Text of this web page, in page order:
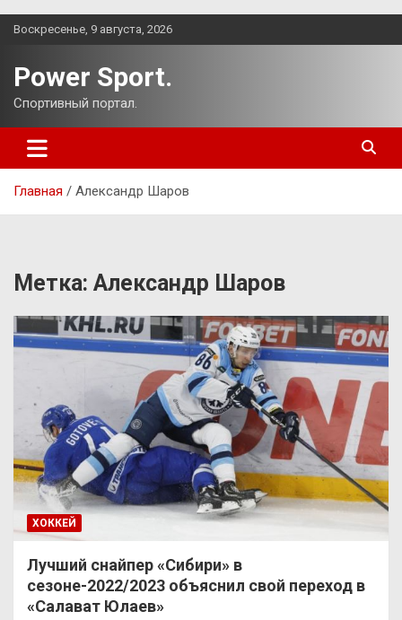
Перейти
Воскресенье, 9 августа, 2026
Power Sport.
Спортивный портал.
Главная Александр Шаров
Метка: Александр Шаров
ХОККЕЙ
Лучший снайпер «Сибири» в
сезоне-2022/2023 объяснил свой переход в
«Салават Юлаев»